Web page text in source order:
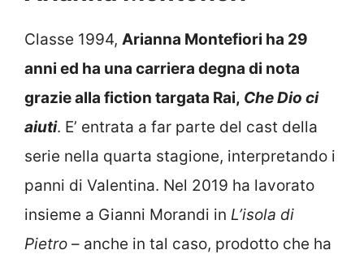
Classe 1994, Arianna Montefiori ha 29
anni ed ha una carriera degna di nota
grazie alla fiction targata Rai, Che Dio ci
aiuti. E’ entrata a far parte del cast della
serie nella quarta stagione, interpretando i
panni di Valentina. Nel 2019 ha lavorato
insieme a Gianni Morandi in L’isola di
Pietro – anche in tal caso, prodotto che ha